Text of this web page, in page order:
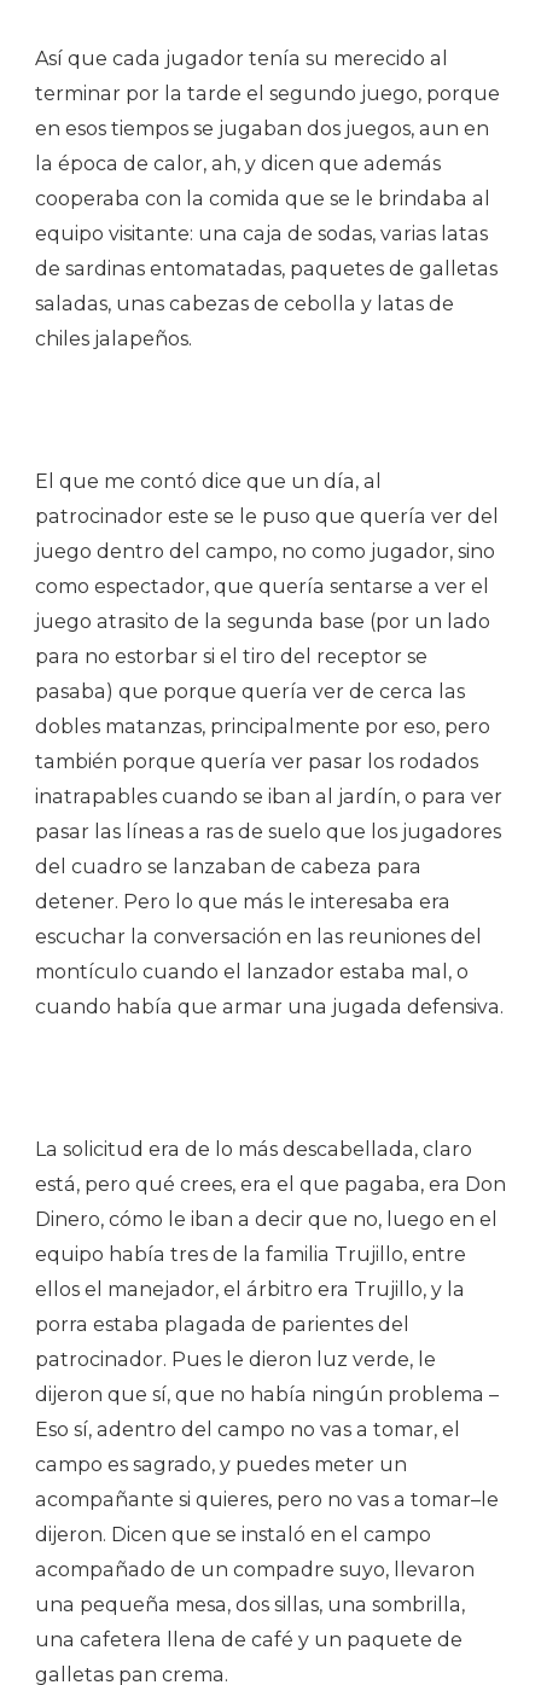
Así que cada jugador tenía su merecido al
terminar por la tarde el segundo juego, porque
en esos tiempos se jugaban dos juegos, aun en
la época de calor, ah, y dicen que además
cooperaba con la comida que se le brindaba al
equipo visitante: una caja de sodas, varias latas
de sardinas entomatadas, paquetes de galletas
saladas, unas cabezas de cebolla y latas de
chiles jalapeños.
El que me contó dice que un día, al
patrocinador este se le puso que quería ver del
juego dentro del campo, no como jugador, sino
como espectador, que quería sentarse a ver el
juego atrasito de la segunda base (por un lado
para no estorbar si el tiro del receptor se
pasaba) que porque quería ver de cerca las
dobles matanzas, principalmente por eso, pero
también porque quería ver pasar los rodados
inatrapables cuando se iban al jardín, o para ver
pasar las líneas a ras de suelo que los jugadores
del cuadro se lanzaban de cabeza para
detener. Pero lo que más le interesaba era
escuchar la conversación en las reuniones del
montículo cuando el lanzador estaba mal, o
cuando había que armar una jugada defensiva.
La solicitud era de lo más descabellada, claro
está, pero qué crees, era el que pagaba, era Don
Dinero, cómo le iban a decir que no, luego en el
equipo había tres de la familia Trujillo, entre
ellos el manejador, el árbitro era Trujillo, y la
porra estaba plagada de parientes del
patrocinador. Pues le dieron luz verde, le
dijeron que sí, que no había ningún problema –
Eso sí, adentro del campo no vas a tomar, el
campo es sagrado, y puedes meter un
acompañante si quieres, pero no vas a tomar–le
dijeron. Dicen que se instaló en el campo
acompañado de un compadre suyo, llevaron
una pequeña mesa, dos sillas, una sombrilla,
una cafetera llena de café y un paquete de
galletas pan crema.